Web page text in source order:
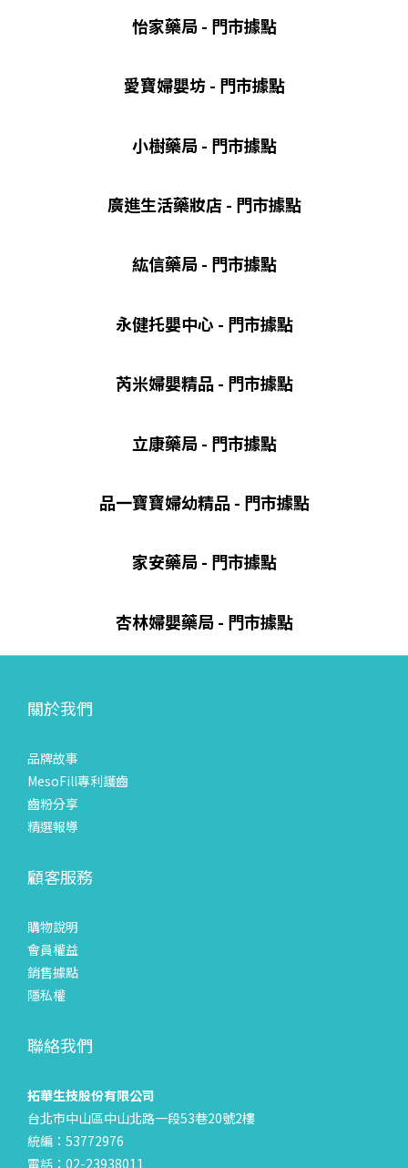
怡家藥局 - 門市據點
愛寶婦嬰坊 - 門市據點
小樹藥局 - 門市據點
廣進生活藥妝店 - 門市據點
紘信藥局 - 門市據點
永健托嬰中心 - 門市據點
芮米婦嬰精品 - 門市據點
立康藥局 - 門市據點
品一寶寶婦幼精品 - 門市據點
家安藥局 - 門市據點
杏林婦嬰藥局 - 門市據點
關於我們
品牌故事
MesoFill專利護齒
齒粉分享
精選報導
顧客服務
購物說明
會員權益
銷售據點
隱私權
聯絡我們
拓華生技股份有限公司
台北市中山區中山北路一段53巷20號2樓
統編：53772976
電話：02-23938011